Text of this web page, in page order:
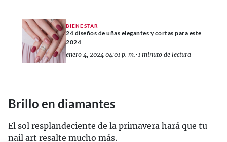
BIENESTAR
24 diseños de uñas elegantes y cortas para este
2024
enero 4, 2024 04:01 p. m.•1 minuto de lectura
Brillo en diamantes
El sol resplandeciente de la primavera hará que tu
nail art resalte mucho más.